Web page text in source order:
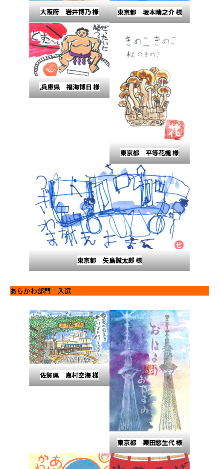
大阪府 岩井博乃 様 東京都 坂本晴之介 様
,兵庫県 福海博日 様
東京都 平等花楓 様
東京都 矢島誠太郎 様
あらかわ部門 入選
佐賀県 嘉村空海 様
東京都 栗田悠生代 様